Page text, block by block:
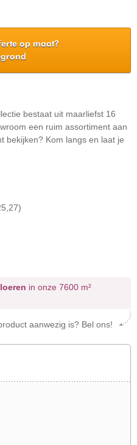
op maat?
bestaat uit maarliefst 16
een ruim assortiment aan
bekijken? Kom langs en laat je
in onze 7600 m²
aanwezig is? Bel ons!